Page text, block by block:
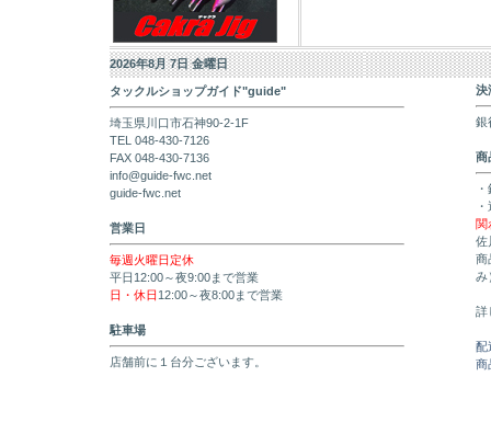
2026年8月 7日 金曜日
タックルショップガイド"guide"
埼玉県川口市石神90-2-1F
TEL 048-430-7126
FAX 048-430-7136
info@guide-fwc.net
guide-fwc.net
営業日
毎週火曜日定休
平日12:00～夜9:00まで営業
日・休日 12:00～夜8:00まで営業
駐車場
店舗前に１台分ございます。
決
銀
商
関
佐
商
み
詳
配
商